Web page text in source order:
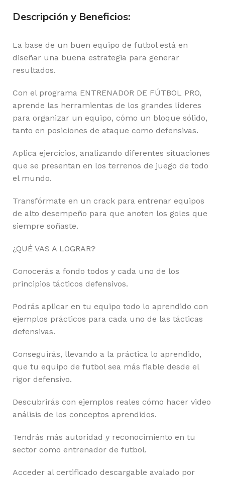
Descripción y Beneficios:
La base de un buen equipo de futbol está en
diseñar una buena estrategia para generar
resultados.
Con el programa ENTRENADOR DE FÚTBOL PRO,
aprende las herramientas de los grandes líderes
para organizar un equipo, cómo un bloque sólido,
tanto en posiciones de ataque como defensivas.
Aplica ejercicios, analizando diferentes situaciones
que se presentan en los terrenos de juego de todo
el mundo.
Transfórmate en un crack para entrenar equipos
de alto desempeño para que anoten los goles que
siempre soñaste.
¿QUÉ VAS A LOGRAR?
Conocerás a fondo todos y cada uno de los
principios tácticos defensivos.
Podrás aplicar en tu equipo todo lo aprendido con
ejemplos prácticos para cada uno de las tácticas
defensivas.
Conseguirás, llevando a la práctica lo aprendido,
que tu equipo de futbol sea más fiable desde el
rigor defensivo.
Descubrirás con ejemplos reales cómo hacer video
análisis de los conceptos aprendidos.
Tendrás más autoridad y reconocimiento en tu
sector como entrenador de futbol.
Acceder al certificado descargable avalado por